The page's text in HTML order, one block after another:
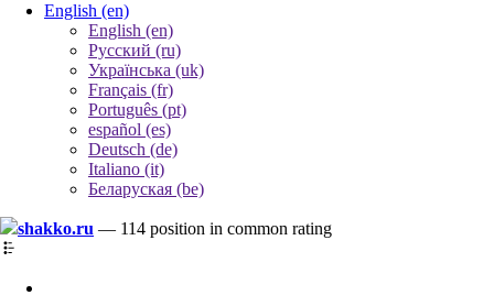
English (en)
English (en)
Русский (ru)
Українська (uk)
Français (fr)
Português (pt)
español (es)
Deutsch (de)
Italiano (it)
Беларуская (be)
shakko.ru — 114 position in common rating